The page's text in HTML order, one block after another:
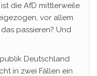
die AfD mittlerweile
vor allem
passieren? Und
Deutschland
in zwei Fällen ein